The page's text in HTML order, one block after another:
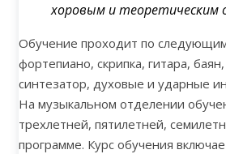
хоровым и теоретическим
Обучение проходит по
фортепиано, скрипка, гитара,
синтезатор, духовые и ударные
На музыкальном отделении
трехлетней, пятилетней,
программе. Курс обучения